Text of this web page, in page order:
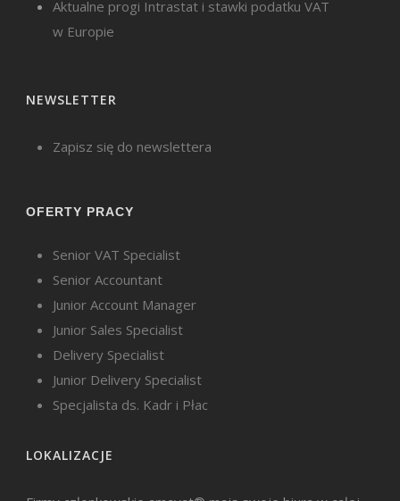
Aktualne progi Intrastat i stawki podatku VAT
w Europie
NEWSLETTER
Zapisz się do newslettera
OFERTY PRACY
Senior VAT Specialist
Senior Accountant
Junior Account Manager
Junior Sales Specialist
Delivery Specialist
Junior Delivery Specialist
Specjalista ds. Kadr i Płac
LOKALIZACJE